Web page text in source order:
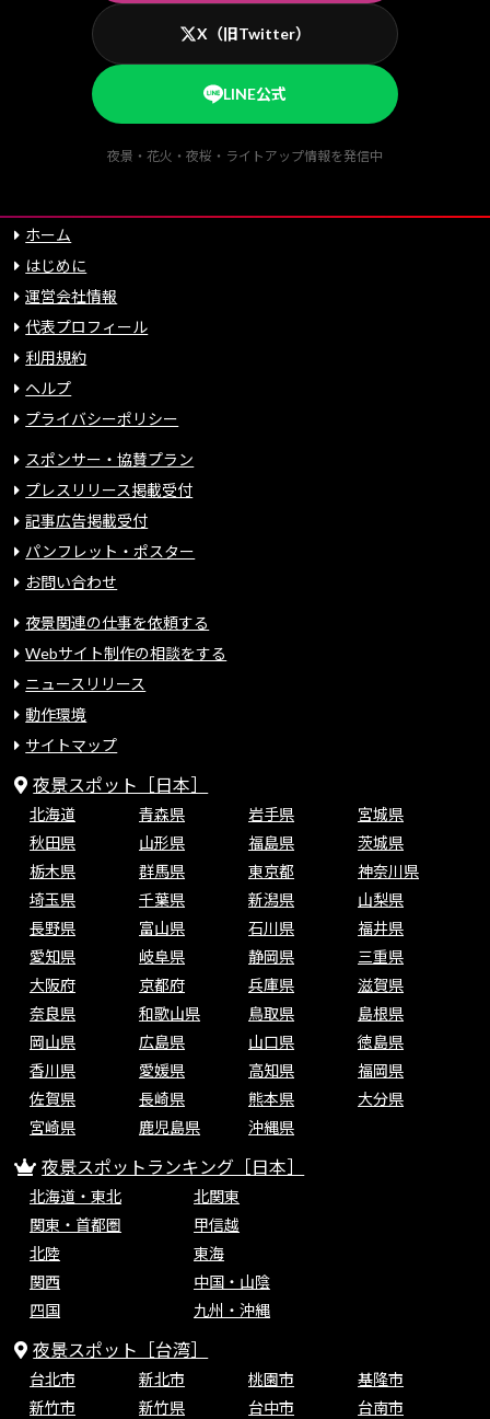
X（旧Twitter）
LINE公式
夜景・花火・夜桜・ライトアップ情報を発信中
ホーム
はじめに
運営会社情報
代表プロフィール
利用規約
ヘルプ
プライバシーポリシー
スポンサー・協賛プラン
プレスリリース掲載受付
記事広告掲載受付
パンフレット・ポスター
お問い合わせ
夜景関連の仕事を依頼する
Webサイト制作の相談をする
ニュースリリース
動作環境
サイトマップ
夜景スポット［日本］
北海道 青森県 岩手県
宮城県
秋田県
山形県 福島県
茨城県
栃木県
群馬県 東京都
神奈川県
埼玉県
千葉県 新潟県
山梨県
長野県
富山県 石川県
福井県
愛知県
岐阜県 静岡県
三重県
大阪府
京都府 兵庫県
滋賀県
奈良県
和歌山県 鳥取県
島根県
岡山県
広島県 山口県
徳島県
香川県
愛媛県 高知県
福岡県
佐賀県
長崎県 熊本県
大分県
宮崎県
鹿児島県 沖縄県
夜景スポットランキング［日本］
北海道・東北
北関東
関東・首都圏
甲信越
北陸
東海
関西
中国・山陰
四国
九州・沖縄
夜景スポット［台湾］
台北市 新北市 桃園市
基隆市
新竹市
新竹県 台中市
台南市